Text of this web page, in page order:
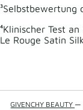
³Selbstbewertung
⁴Klinischer Test
Le Rouge Satin
GIVENCHY BEAUTY —